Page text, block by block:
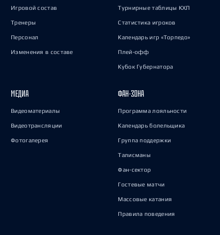
Игровой состав
Тренеры
Персонал
Изменения в составе
Турнирные таблицы КХЛ
Статистика игроков
Календарь игр «Торпедо»
Плей-офф
Кубок Губернатора
МЕДИА
Видеоматериалы
Видеотрансляции
Фотогалерея
ФАН-ЗОНА
Программа лояльности
Календарь болельщика
Группа поддержки
Талисманы
Фан-сектор
Гостевые матчи
Массовые катания
Правила поведения